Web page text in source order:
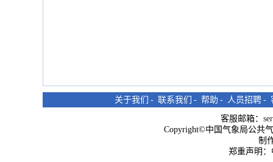
关于我们 - 联系我们 - 帮助 - 人员招聘 -
客服邮箱：
Copyright©中国气象局公共
制
郑重声明